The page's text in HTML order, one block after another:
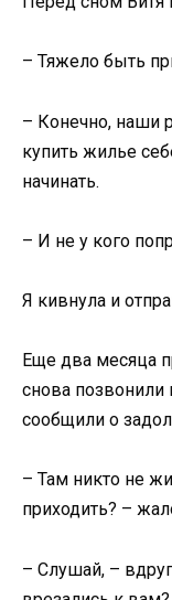
– Тяжело быть
– Конечно, наши
купить жилье
начинать.
– И не у кого
Я кивнула и
Еще два месяца
снова
сообщили о
– Там никто не
приходить? –
– Слушай, –